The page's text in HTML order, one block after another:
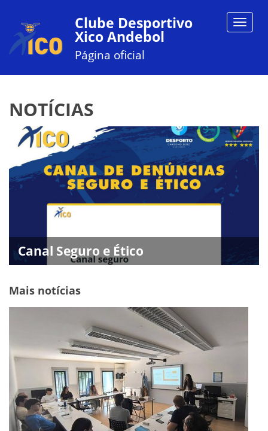
Toggle
Clube Desportivo
Xico Andebol
Página oficial
NOTÍCIAS
Canal Seguro e Ético
Mais notícias